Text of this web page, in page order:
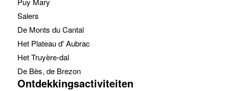
Salers
De Monts du Cantal
Het Plateau d' Aubrac
Het Truyère-dal
De Bès, de Brezon
Ontdekkingsactiviteiten